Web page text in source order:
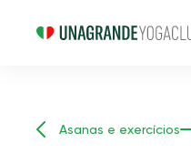
Asanas e exercícios